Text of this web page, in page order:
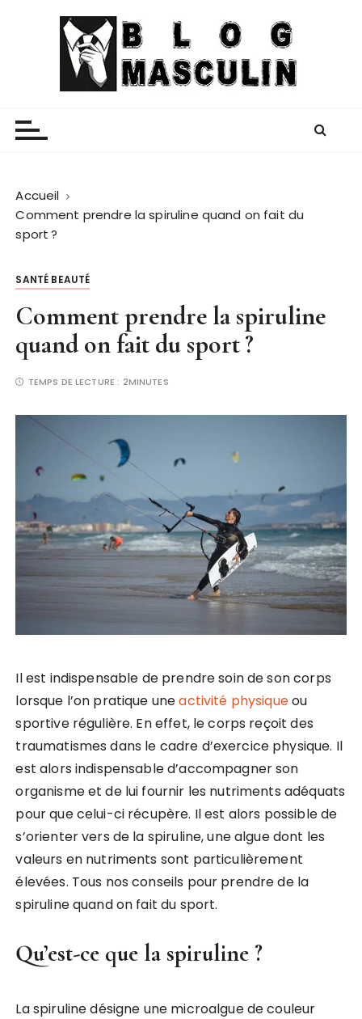
Accueil
Comment prendre la spiruline quand on fait du
sport ?
SANTÉ BEAUTÉ
Comment prendre la spiruline
quand on fait du sport ?
TEMPS DE LECTURE : 2MINUTES
Il est indispensable de prendre soin de son corps
lorsque l’on pratique uneactivité physiqueou
sportive régulière. En effet, le corps reçoit des
traumatismes dans le cadre d’exercice physique. Il
est alors indispensable d’accompagner son
organisme et de lui fournir les nutriments adéquats
pour que celui-ci récupère. Il est alors possible de
s’orienter vers de la spiruline, une algue dont les
valeurs en nutriments sont particulièrement
élevées. Tous nos conseils pour prendre de la
spiruline quand on fait du sport.
Qu’est-ce que la spiruline ?
La spiruline désigne une microalgue de couleur